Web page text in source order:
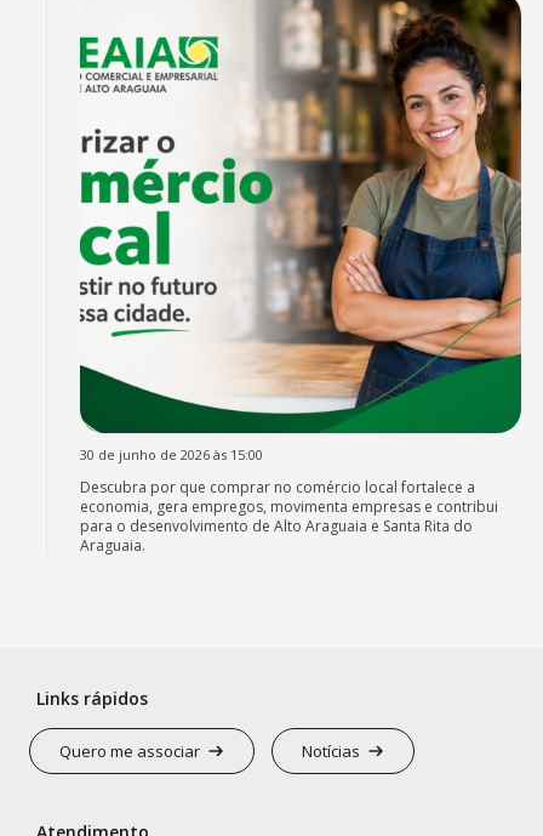
30 de junho de 2026 às 15:00
Descubra por que comprar no comércio local fortalece a
economia, gera empregos, movimenta empresas e contribui
para o desenvolvimento de Alto Araguaia e Santa Rita do
Araguaia.
Links rápidos
Quero me associar Notícias